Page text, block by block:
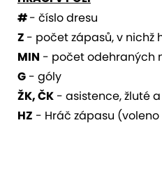
#- číslo dresu
Z - počet zápasů, v nichž
MIN - počet odehraných
G - góly
ŽK, ČK - asistence, žluté
HZ - Hráč zápasu